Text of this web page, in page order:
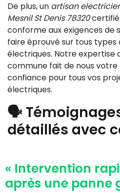
De plus, un artisan
Mesnil St Denis 78320certifié
conforme aux exigences de
faire éprouvé sur tous types
électriques. Notre expertise
commune fait de nous
confiance pour tous vos
électriques.
🗣️
détaillés avec
« Intervention
après une panne